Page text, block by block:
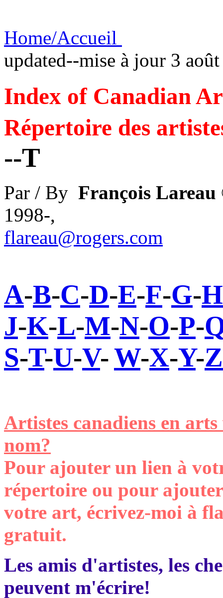
Home/Accueil
updated--mise à jour 3
Index of Canadian
Répertoire des
--T
Par / By François Lareau
1998-,
flareau@rogers.com
A-B-C-D-E-F-G-H
J-K-L-M-N-O-P-
S-T-U-V-W-X-Y-Z
Artistes canadiens en
nom?
Pour ajouter un lien à
répertoire ou pour
votre art, écrivez-moi à
gratuit.
Les amis d'artistes, les
peuvent m'écrire!